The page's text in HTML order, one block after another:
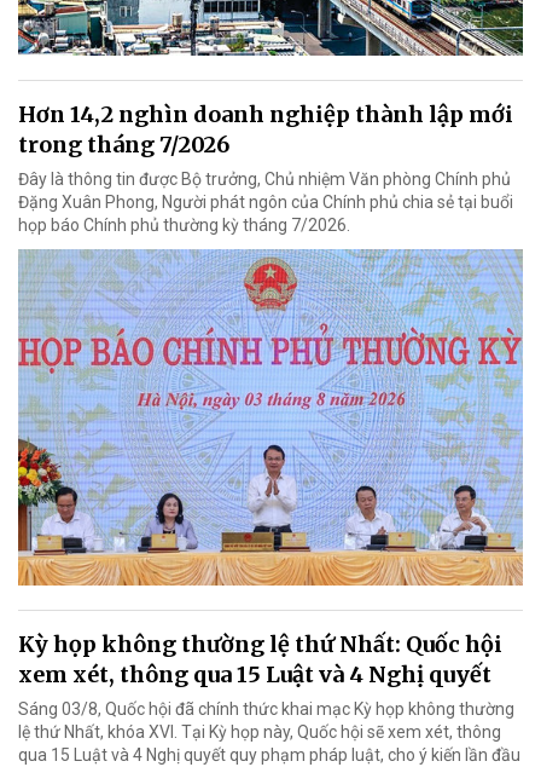
Hơn 14,2 nghìn doanh nghiệp thành lập mới
trong tháng 7/2026
Đây là thông tin được Bộ trưởng, Chủ nhiệm Văn phòng Chính phủ
Đặng Xuân Phong, Người phát ngôn của Chính phủ chia sẻ tại buổi
họp báo Chính phủ thường kỳ tháng 7/2026.
Kỳ họp không thường lệ thứ Nhất: Quốc hội
xem xét, thông qua 15 Luật và 4 Nghị quyết
Sáng 03/8, Quốc hội đã chính thức khai mạc Kỳ họp không thường
lệ thứ Nhất, khóa XVI. Tại Kỳ họp này, Quốc hội sẽ xem xét, thông
qua 15 Luật và 4 Nghị quyết quy phạm pháp luật, cho ý kiến lần đầu